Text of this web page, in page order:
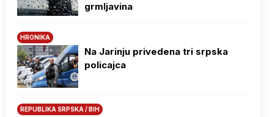
grmljavina
HRONIKA
Na Јarinju privedena tri srpska
policajca
REPUBLIKA SRPSKA / BIH